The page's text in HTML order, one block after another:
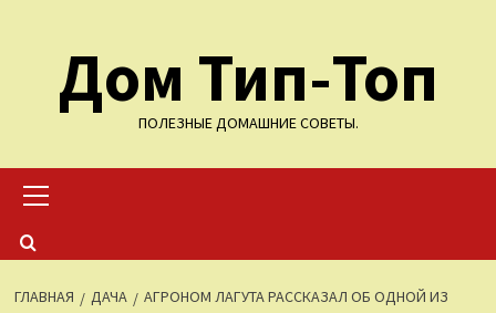
содержимомуДом Тип-Топ
ПОЛЕЗНЫЕ ДОМАШНИЕ СОВЕТЫ.
меню
ГЛАВНАЯ ДАЧА
АГРОНОМ ЛАГУТА РАССКАЗАЛ ОБ ОДНОЙ ИЗ